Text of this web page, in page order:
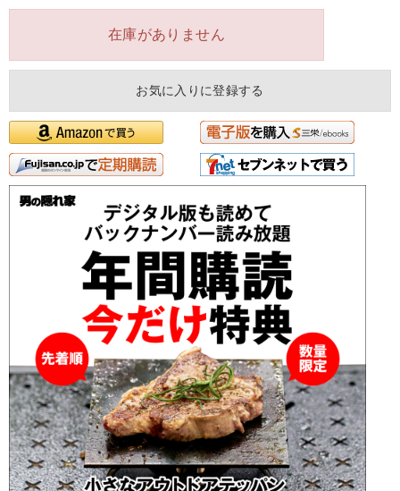
在庫がありません
お気に入りに登録する